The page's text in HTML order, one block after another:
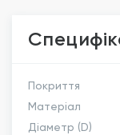
Покриття
Матеріал
Діаметр (D)